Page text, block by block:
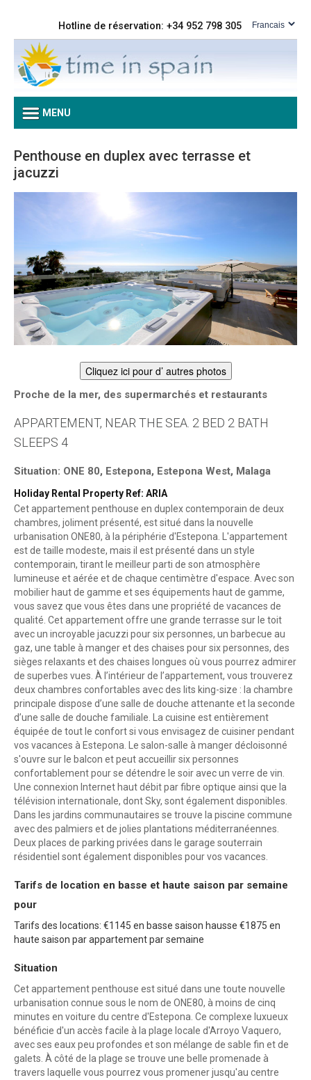
Hotline de réservation: +34 952 798 305
MENU
Penthouse en duplex avec terrasse et
jacuzzi
Cliquez ici pour d’ autres photos
Proche de la mer, des supermarchés et restaurants
APPARTEMENT, NEAR THE SEA. 2 BED 2 BATH
SLEEPS 4
Situation: ONE 80, Estepona, Estepona West, Malaga
Holiday Rental Property Ref: ARIA
Cet appartement penthouse en duplex contemporain de deux
chambres, joliment présenté, est situé dans la nouvelle
urbanisation ONE80, à la périphérie d'Estepona. L'appartement
est de taille modeste, mais il est présenté dans un style
contemporain, tirant le meilleur parti de son atmosphère
lumineuse et aérée et de chaque centimètre d'espace. Avec son
mobilier haut de gamme et ses équipements haut de gamme,
vous savez que vous êtes dans une propriété de vacances de
qualité. Cet appartement offre une grande terrasse sur le toit
avec un incroyable jacuzzi pour six personnes, un barbecue au
gaz, une table à manger et des chaises pour six personnes, des
sièges relaxants et des chaises longues où vous pourrez admirer
de superbes vues. À l’intérieur de l’appartement, vous trouverez
deux chambres confortables avec des lits king-size : la chambre
principale dispose d’une salle de douche attenante et la seconde
d’une salle de douche familiale. La cuisine est entièrement
équipée de tout le confort si vous envisagez de cuisiner pendant
vos vacances à Estepona. Le salon-salle à manger décloisonné
s'ouvre sur le balcon et peut accueillir six personnes
confortablement pour se détendre le soir avec un verre de vin.
Une connexion Internet haut débit par fibre optique ainsi que la
télévision internationale, dont Sky, sont également disponibles.
Dans les jardins communautaires se trouve la piscine commune
avec des palmiers et de jolies plantations méditerranéennes.
Deux places de parking privées dans le garage souterrain
résidentiel sont également disponibles pour vos vacances.
Tarifs de location en basse et haute saison par semaine
pour
Tarifs des locations: €1145 en basse saison hausse €1875 en
haute saison par appartement par semaine
Situation
Cet appartement penthouse est situé dans une toute nouvelle
urbanisation connue sous le nom de ONE80, à moins de cinq
minutes en voiture du centre d'Estepona. Ce complexe luxueux
bénéficie d'un accès facile à la plage locale d'Arroyo Vaquero,
avec ses eaux peu profondes et son mélange de sable fin et de
galets. À côté de la plage se trouve une belle promenade à
travers laquelle vous pourrez vous promener jusqu'au centre